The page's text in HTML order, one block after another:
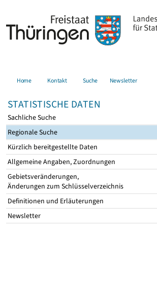
Home Kontakt Suche Newsletter
STATISTISCHE DATEN
Sachliche Suche
Regionale Suche
Kürzlich bereitgestellte Daten
Allgemeine Angaben, Zuordnungen
Gebietsveränderungen,
Änderungen zum Schlüsselverzeichnis
Definitionen und Erläuterungen
Newsletter